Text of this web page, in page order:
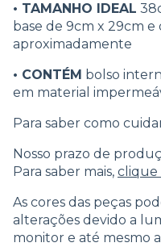
• TAMANHO IDEAL
base de 9cm x 29cm e
aproximadamente
• CONTÉM bolso
em material
Para saber como
Nosso prazo de
Para saber mais, clique
As cores das peças
alterações devido a
monitor e até mesmo